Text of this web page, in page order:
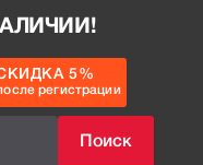
Поиск
5%
регистрации